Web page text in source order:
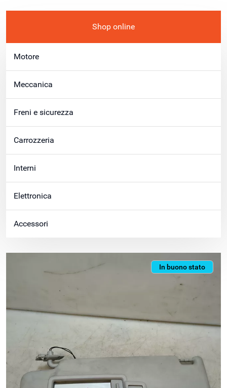
Shop online
Motore
Meccanica
Freni e sicurezza
Carrozzeria
Interni
Elettronica
Accessori
In buono stato